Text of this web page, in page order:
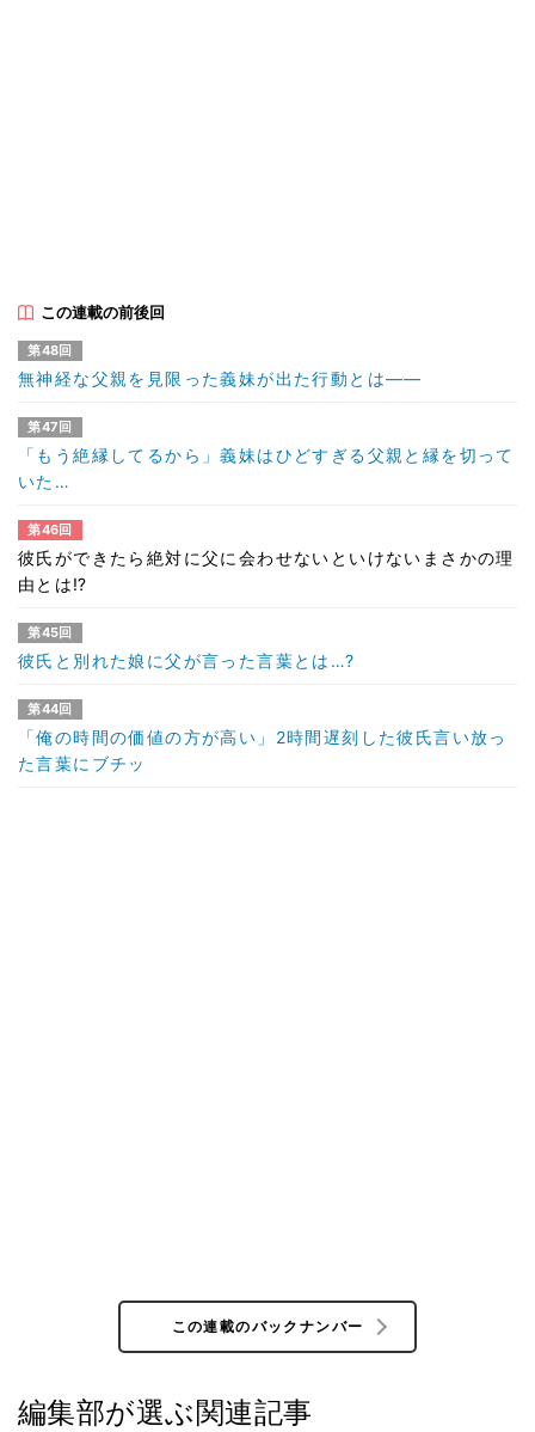
この連載の前後回
第48回
無神経な父親を見限った義妹が出た行動とは――
第47回
「もう絶縁してるから」義妹はひどすぎる父親と縁を切って
いた…
第46回
彼氏ができたら絶対に父に会わせないといけないまさかの理
由とは⁉
第45回
彼氏と別れた娘に父が言った言葉とは…?
第44回
「俺の時間の価値の方が高い」2時間遅刻した彼氏言い放っ
た言葉にブチッ
この連載のバックナンバー
編集部が選ぶ関連記事